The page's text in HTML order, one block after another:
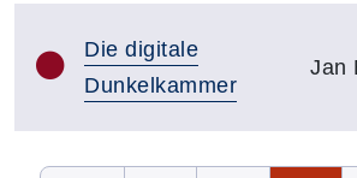
Die digitale
Dunkelkammer
Jan